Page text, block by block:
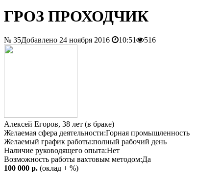
ГРОЗ ПРОХОДЧИК
№ 35Добавлено 24 ноября 2016 10:51 516
Алексей Егоров, 38 лет (в браке)
Желаемая сфера деятельности:Горная промышленность
Желаемый график работы:полный рабочий день
Наличие руководящего опыта:Нет
Возможность работы вахтовым методом:Да
100 000 р. (оклад + %)